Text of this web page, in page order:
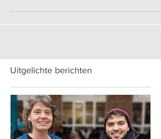
Uitgelichte berichten